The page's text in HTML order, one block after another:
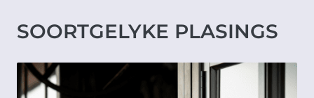
SOORTGELYKE PLASINGS